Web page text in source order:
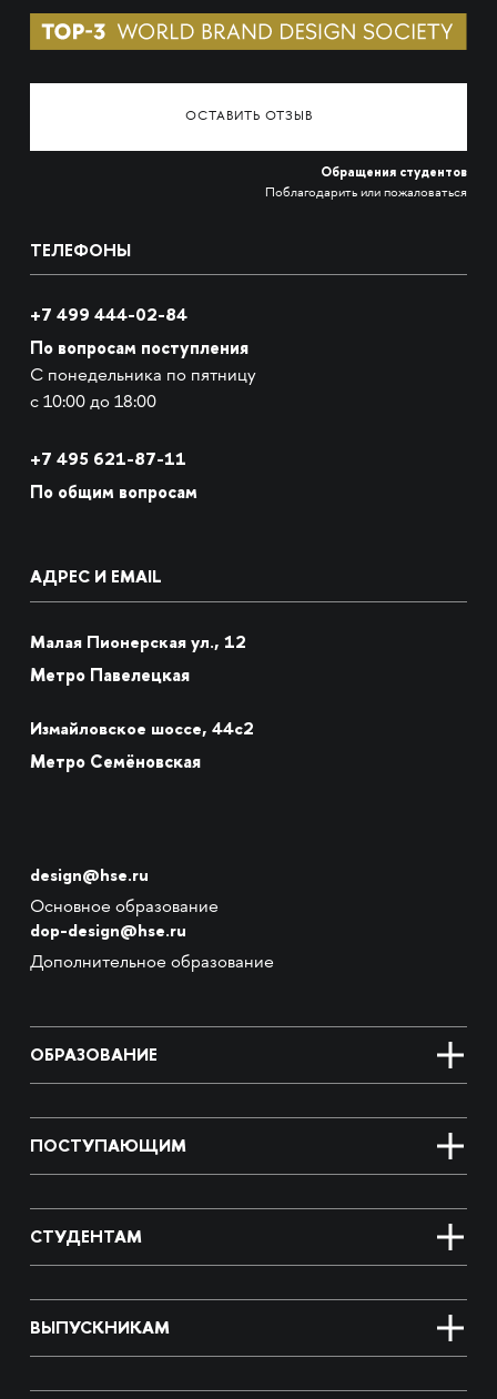
ОСТАВИТЬ ОТЗЫВ
Обращения студентов
Поблагодарить или пожаловаться
ТЕЛЕФОНЫ
+7 499 444-02-84
По вопросам поступления
С понедельника по пятницу
с 10:00 до 18:00
+7 495 621-87-11
По общим вопросам
АДРЕС И EMAIL
Малая Пионерская ул., 12
Метро Павелецкая
Измайловское шоссе, 44с2
Метро Семёновская
design@hse.ru
Основное образование
dop-design@hse.ru
Дополнительное образование
ОБРАЗОВАНИЕ
ПОСТУПАЮЩИМ
СТУДЕНТАМ
ВЫПУСКНИКАМ